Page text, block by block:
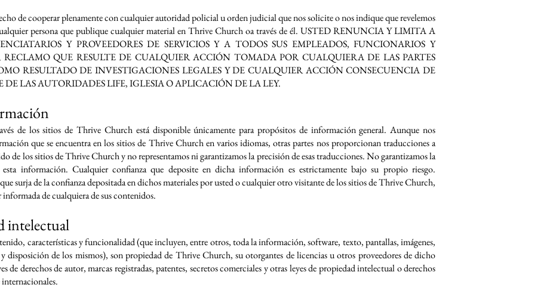
de cooperar plenamente con cualquier autoridad policial u orden judicial que nos solicite o nos indique que revelemos
persona que publique cualquier material en Thrive Church oa través de él. USTED RENUNCIA Y LIMITA A
Y PROVEEDORES DE SERVICIOS Y A TODOS SUS EMPLEADOS, FUNCIONARIOS Y
QUE RESULTE DE CUALQUIER ACCIÓN TOMADA POR CUALQUIERA DE LAS PARTES
RESULTADO DE INVESTIGACIONES LEGALES Y DE CUALQUIER ACCIÓN CONSECUENCIA DE
DE LAS AUTORIDADES LIFE, IGLESIA O APLICACIÓN DE LA LEY.
de los sitios de Thrive Church está disponible únicamente para propósitos de información general. Aunque nos
que se encuentra en los sitios de Thrive Church en varios idiomas, otras partes nos proporcionan traducciones a
de los sitios de Thrive Church y no representamos ni garantizamos la precisión de esas traducciones. No garantizamos la
información. Cualquier confianza que deposite en dicha información es estrictamente bajo su propio riesgo.
surja de la confianza depositada en dichos materiales por usted o cualquier otro visitante de los sitios de Thrive Church,
de cualquiera de sus contenidos.
intelectual
características y funcionalidad (que incluyen, entre otros, toda la información, software, texto, pantallas, imágenes,
disposición de los mismos), son propiedad de Thrive Church, su otorgantes de licencias u otros proveedores de dicho
de derechos de autor, marcas registradas, patentes, secretos comerciales y otras leyes de propiedad intelectual o derechos